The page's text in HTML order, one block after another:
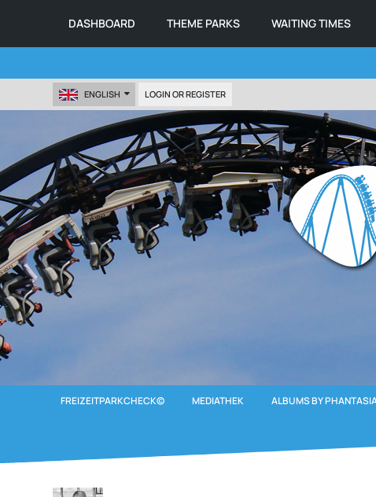
DASHBOARD THEME PARKS WAITING TIMES
ENGLISH LOGIN OR REGISTER
FREIZEITPARKCHECK© MEDIATHEK ALBUMS BY